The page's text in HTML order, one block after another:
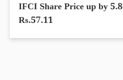
IFCI Share Price up by
Rs.57.11